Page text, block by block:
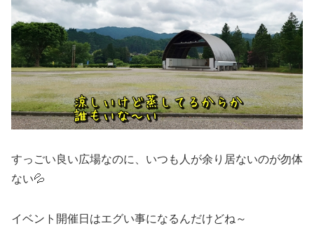
すっごい良い広場なのに、いつも人が余り居ないのが勿体
ない💦
イベント開催日はエグい事になるんだけどね～